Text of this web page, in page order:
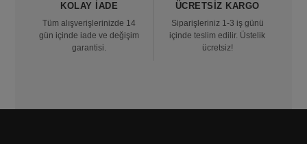
KOLAY İADE
Tüm alışverişlerinizde 14
gün içinde iade ve değişim
garantisi.
ÜCRETSIZ KARGO
Siparişleriniz 1-3 iş günü
içinde teslim edilir. Üstelik
ücretsiz!